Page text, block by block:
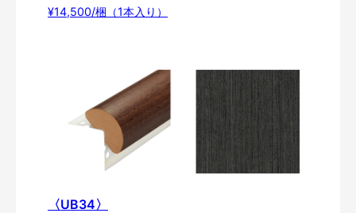
¥14,500/梱（1本入り）
〈UB34〉